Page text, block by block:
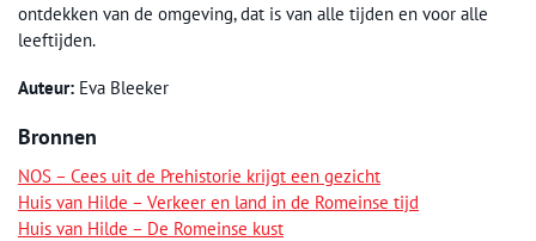
ontdekken van de omgeving, dat is van alle tijden en voor alle
leeftijden.
Auteur: Eva Bleeker
Bronnen
NOS – Cees uit de Prehistorie krijgt een gezicht
Huis van Hilde – Verkeer en land in de Romeinse tijd
Huis van Hilde – De Romeinse kust